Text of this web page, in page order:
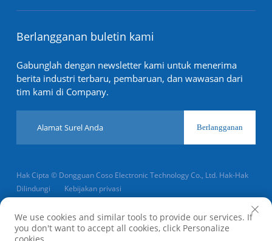
Berlangganan buletin kami
Gabunglah dengan newsletter kami untuk menerima
berita industri terbaru, pembaruan, dan wawasan dari
tim kami di Company.
Berlangganan
Hak Cipta © Dongguan Coso Electronic Technology Co., Ltd. Hak-Hak
Dilindungi
Kebijakan privasi
Gulir ke atas
We use cookies and similar tools to provide our services. If
you don't want to accept all cookies, click Personalize